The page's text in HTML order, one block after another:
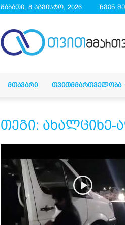
შაბათი, 8 აგვისტო, 2026 ჩვენ
ᲛᲗᲐᲕᲐᲠᲘ ᲗᲕᲘᲗᲛᲛᲐᲠᲗᲕᲔᲚᲝᲑᲐ
თეგი: ახალციხე-